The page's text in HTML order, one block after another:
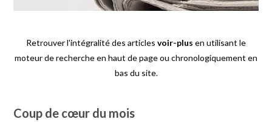
Retrouver l'intégralité des articles voir-plus en utilisant le
moteur de recherche en haut de page ou chronologiquement en
bas du site.
Coup de cœur du mois